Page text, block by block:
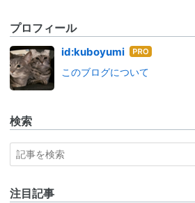
プロフィール
id:kuboyumi はて
ログ
このブログについて
検索
注目記事